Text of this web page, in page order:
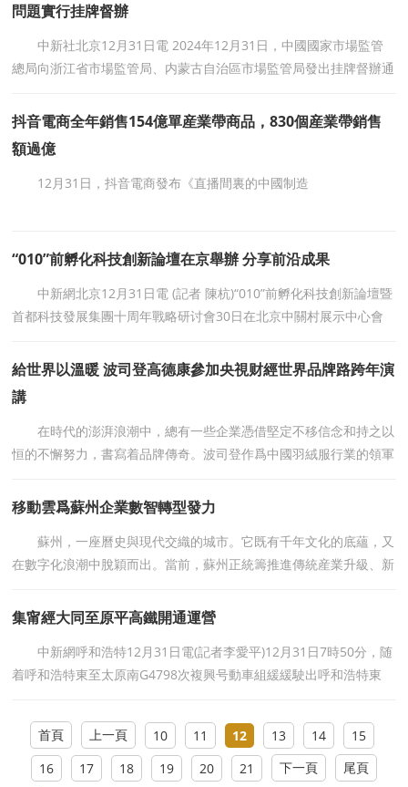
問題實行挂牌督辦
中新社北京12月31日電 2024年12月31日，中國國家市場監管
總局向浙江省市場監管局、内蒙古自治區市場監管局發出挂牌督辦通
抖音電商全年銷售154億單産業帶商品，830個産業帶銷售
額過億
12月31日，抖音電商發布《直播間裏的中國制造
“010”前孵化科技創新論壇在京舉辦 分享前沿成果
中新網北京12月31日電 (記者 陳杭)“010”前孵化科技創新論壇暨
首都科技發展集團十周年戰略研讨會30日在北京中關村展示中心會
流生動實踐
給世界以溫暖 波司登高德康參加央視财經世界品牌路跨年演
講
在時代的澎湃浪潮中，總有一些企業憑借堅定不移信念和持之以
恒的不懈努力，書寫着品牌傳奇。波司登作爲中國羽絨服行業的領軍
2024央視财經跨年演講，
移動雲爲蘇州企業數智轉型發力
蘇州，一座曆史與現代交織的城市。它既有千年文化的底蘊，又
在數字化浪潮中脫穎而出。當前，蘇州正統籌推進傳統産業升級、新
足蘇州這座“創新之城
集甯經大同至原平高鐵開通運營
中新網呼和浩特12月31日電(記者李愛平)12月31日7時50分，随
着呼和浩特東至太原南G4798次複興号動車組緩緩駛出呼和浩特東
月31日集大原高鐵開通運營
首頁
上一頁 10 11 12 13 14
15
16
17 18 19 20 21 下一頁 尾頁